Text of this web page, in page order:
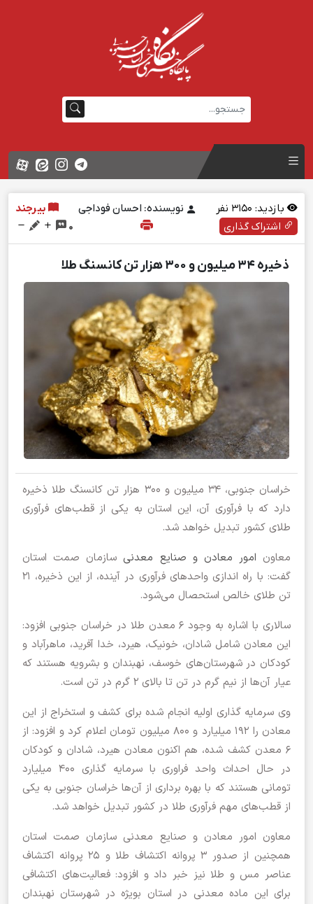
بازدید: نفر نویسنده: احسان فوداجی
بیرجند
اشتراک گذاری
0
ذخیره ۳۴ میلیون و ۳۰۰ هزار تن کانسنگ طلا
خراسان جنوبی، ۳۴ میلیون و ۳۰۰ هزار تن کانسنگ طلا ذخیره
دارد که با فرآوری آن، این استان به یکی از قطب‌های فرآوری
طلای کشور تبدیل خواهد شد.
معاون امور معادن و صنایع معدنی سازمان صمت استان
گفت: با راه اندازی واحد‌های فرآوری در آینده، از این ذخیره، ۲۱
تن طلای خالص استحصال می‌شود.
سالاری با اشاره به وجود ۶ معدن طلا در خراسان جنوبی افزود:
این معادن شامل شادان، خونیک، هیرد، خدا آفرید، ماهرآباد و
کودکان در شهرستان‌های خوسف، نهبندان و بشرویه هستند که
عیار آن‌ها از نیم گرم در تن تا بالای ۲ گرم در تن است.
وی سرمایه گذاری اولیه انجام شده برای کشف و استخراج از این
معادن را ۱۹۲ میلیارد و ۸۰۰ میلیون تومان اعلام کرد و افزود: از
۶ معدن کشف شده، هم اکنون معادن هیرد، شادان و کودکان
در حال احداث واحد فراوری با سرمایه گذاری ۴۰۰ میلیارد
تومانی هستند که با بهره برداری از آن‌ها خراسان جنوبی به یکی
از قطب‌های مهم فرآوری طلا در کشور تبدیل خواهد شد.
معاون امور معادن و صنایع معدنی سازمان صمت استان
همچنین از صدور ۳ پروانه اکتشاف طلا و ۲۵ پروانه اکتشاف
عناصر مس و طلا نیز خبر داد و افزود: فعالیت‌های اکتشافی
برای این ماده معدنی در استان بویژه در شهرستان نهبندان